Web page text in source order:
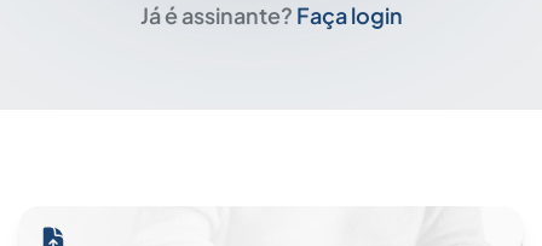
Já é assinante? Faça login